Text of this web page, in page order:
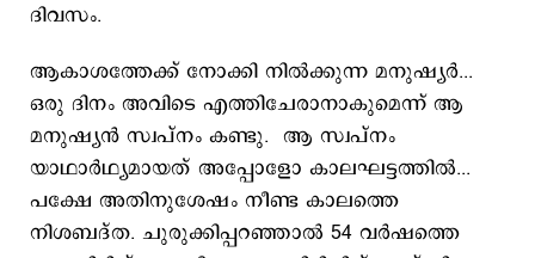
ദിവസം.
ആകാശത്തേക്ക് നോക്കി നില്‍ക്കുന്ന മനുഷ്യര്‍...
ഒരു ദിനം അവിടെ എത്തിചേരാനാകുമെന്ന് ആ
മനുഷ്യന്‍ സ്വപ്നം കണ്ടു. ആ സ്വപ്നം
യാഥാര്‍ഥ്യമായത് അപ്പോളോ കാലഘട്ടത്തില്‍...
പക്ഷേ അതിനുശേഷം നീണ്ട കാലത്തെ
നിശബദ്ത. ചുരുക്കിപ്പറഞ്ഞാല്‍ 54 വര്‍ഷത്തെ